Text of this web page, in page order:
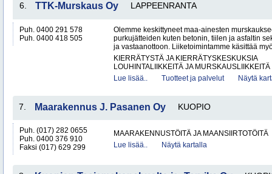
6. TTK-Murskaus Oy LAPPEENRANTA
Puh. 0400 291 578
Puh. 0400 418 505
Olemme keskittyneet maa-ainesten
purkujätteiden kuten betonin, tiilen ja asfaltin
ja vastaanottoon. Liiketoimintamme käsittää
KIERRÄTYSTÄ JA KIERRÄTYSKESKUKSIA
LOUHINTALIIKKEITÄ JA MURSKAUSLIIKKEITÄ
Lue lisää..
Tuotteet ja palvelut Näytä
7. Maarakennus J. Pasanen Oy KUOPIO
Puh. (017) 282 0655
Puh. 0400 376 910
Faksi (017) 629 299
MAARAKENNUSTÖITÄ JA MAANSIIRTOTÖITÄ
Lue lisää..
Näytä kartalla